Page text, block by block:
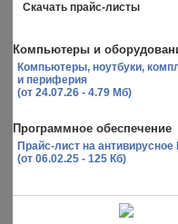
Скачать прайс-листы
Компьютеры и
Компьютеры, ноутбуки,
и периферия
(от 24.07.26 - 4.79 Мб)
Программное обеспечение
Прайс-лист на антивирусное
(от 06.02.25 - 125 Кб)